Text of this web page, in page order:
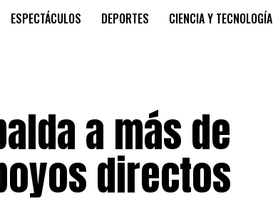
ESPECTÁCULOS DEPORTES CIENCIA Y TECNOLOGÍA
a más de
directos